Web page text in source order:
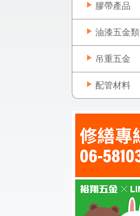
膠帶產品
油漆五金類
吊重五金
配管材料